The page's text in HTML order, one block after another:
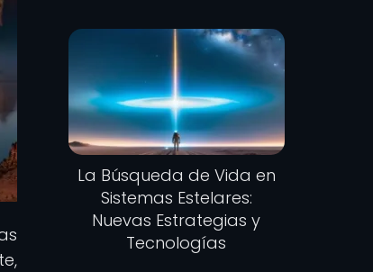
La Búsqueda de Vida en
Sistemas Estelares:
Nuevas Estrategias y
Tecnologías